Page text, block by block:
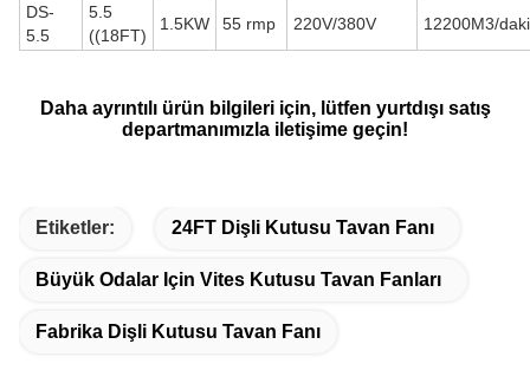
DS-
5.5
5.5
((18FT)
1.5KW 55 rmp 220V/380V 12200M3/
Daha ayrıntılı ürün bilgileri için, lütfen yurtdışı satış
departmanımızla iletişime geçin!
Etiketler: 24FT Dişli Kutusu Tavan Fanı
Büyük Odalar Için Vites Kutusu Tavan Fanları
Fabrika Dişli Kutusu Tavan Fanı